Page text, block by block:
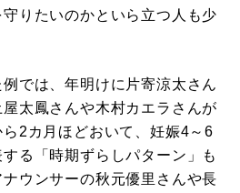
りたいのかといら立つ人も少
では、年明けに片寄涼太さん
太鳳さんや木村カエラさんが
2カ月ほどおいて、妊娠4～6
る「時期ずらしパターン」も
ウンサーの秋元優里さんや長